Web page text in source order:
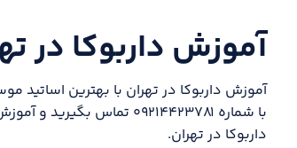
آموزش داربوکا در
آموزش داربوکا در تهران با بهترین اساتید
با شماره ۰۹۲۱۴۴۲۳۷۸۱
داربوکا در تهران.